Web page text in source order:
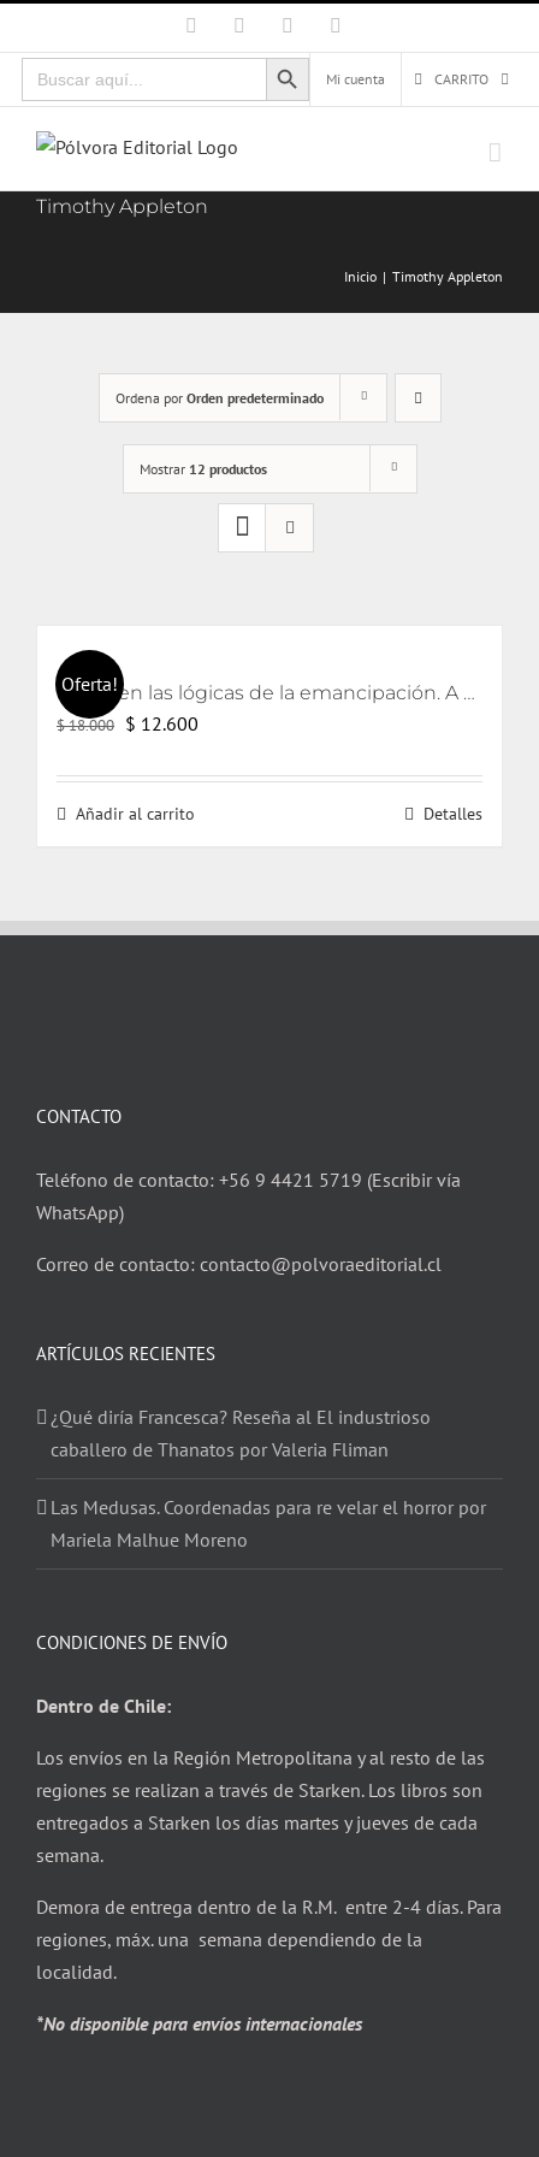
al
contenido
Facebook Instagram
Buscar:
Botón de búsqueda
Mi cuenta
CARRITO
Timothy Appleton
Inicio Timothy Appleton
Ordena por Orden predeterminado
Mostrar 12 productos
Oferta! Lacan en las lógicas de la emancipación. A partir de los textos de Jorge Alemán.
$18.000 El
original
era:
$ 12.600
actual
Añadir al carrito Detalles
CONTACTO
Teléfono de contacto: +56 9 4421 5719 (Escribir vía
WhatsApp)
Correo de contacto: contacto@polvoraeditorial.cl
ARTÍCULOS RECIENTES
¿Qué diría Francesca? Reseña al El industrioso
caballero de Thanatos por Valeria Fliman
Las Medusas. Coordenadas para re velar el horror por
Mariela Malhue Moreno
CONDICIONES DE ENVÍO
Dentro de Chile:
Los envíos en la Región Metropolitana y al resto de las
regiones se realizan a través de Starken. Los libros son
entregados a Starken los días martes y jueves de cada
semana.
Demora de entrega dentro de la R.M. entre 2-4 días. Para
regiones, máx. una semana dependiendo de la
localidad.
*No disponible para envíos internacionales